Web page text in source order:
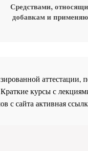
Средствами,
добавкам и
курсы с
с сайта активная